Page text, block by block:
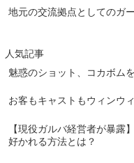
地元の交流拠点としてのガ
人気記事
魅惑のショット、コカボム
お客もキャストもウィンウ
【現役ガルバ経営者が暴露
好かれる方法とは？